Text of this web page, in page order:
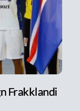
Frakklandi